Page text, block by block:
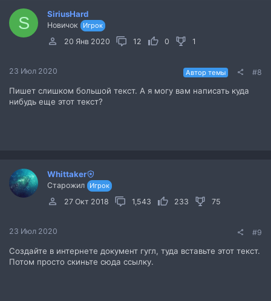
S SiriusHard
Новичок Игрок
20 Янв 2020 12 0 1
23 Июл 2020 Автор темы #8
Пишет слишком большой текст. А я могу вам написать куда
нибудь еще этот текст?
Whittaker
Старожил Игрок
27 Окт 2018 1,543 233 75
23 Июл 2020 #9
Создайте в интернете документ гугл, туда вставьте этот текст.
Потом просто скиньте сюда ссылку.